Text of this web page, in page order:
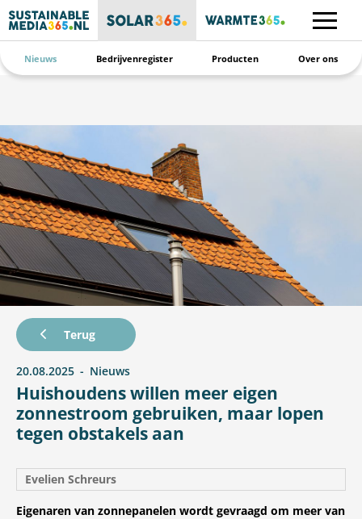
Nieuws Bedrijvenregister Producten Over ons
Huishoudens willen meer eigen
zonnestroom gebruiken, maar lopen
tegen obstakels aan
Terug
20.08.2025 Nieuws
Evelien Schreurs
Eigenaren van zonnepanelen wordt gevraagd om meer van